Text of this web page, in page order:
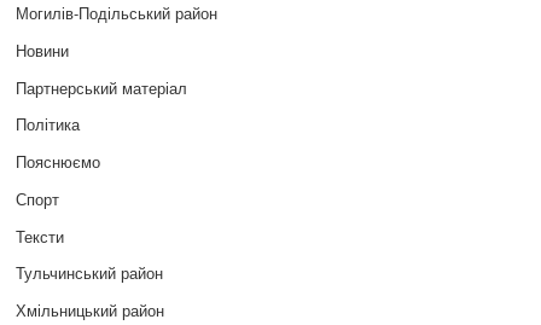
Могилів-Подільський район
Новини
Партнерський матеріал
Політика
Пояснюємо
Спорт
Тексти
Тульчинський район
Хмільницький район